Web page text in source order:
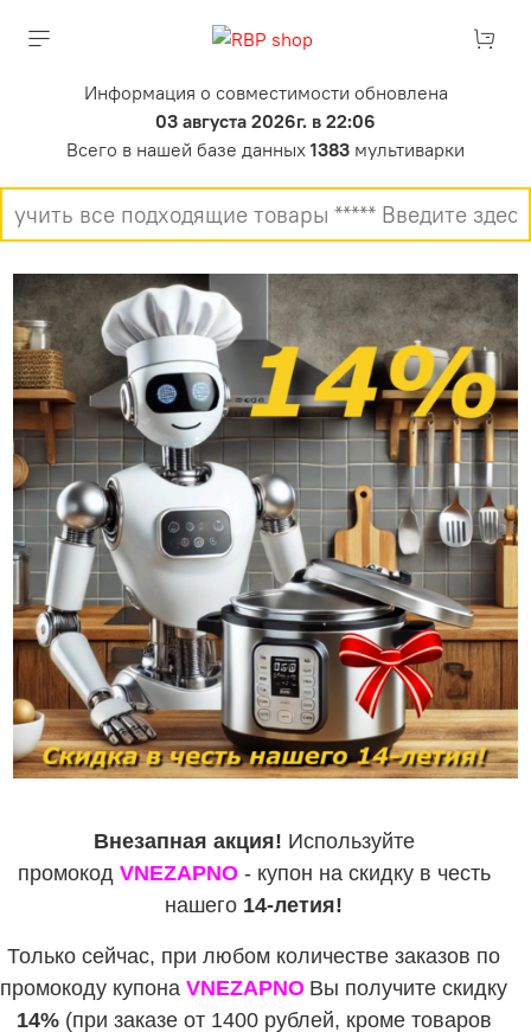
Информация о совместимости обновлена
03 августа 2026г. в 22:06
Всего в нашей базе данных 1383 мультиварки
Внезапная акция! Используйте
промокод VNEZAPNO- купон на скидку в честь
нашего 14-летия!
Только сейчас, при любом количестве заказов по
промокоду купона VNEZAPNO Вы получите скидку
14%(при заказе от 1400 рублей, кроме товаров